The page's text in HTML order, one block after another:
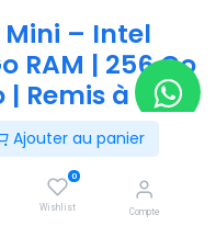
Ajouter au panier
0
Wishlist Compte
Mini – Intel
RAM | 256 Go
| Remis à neuf
jusqu’à 3.7 GHz, faible